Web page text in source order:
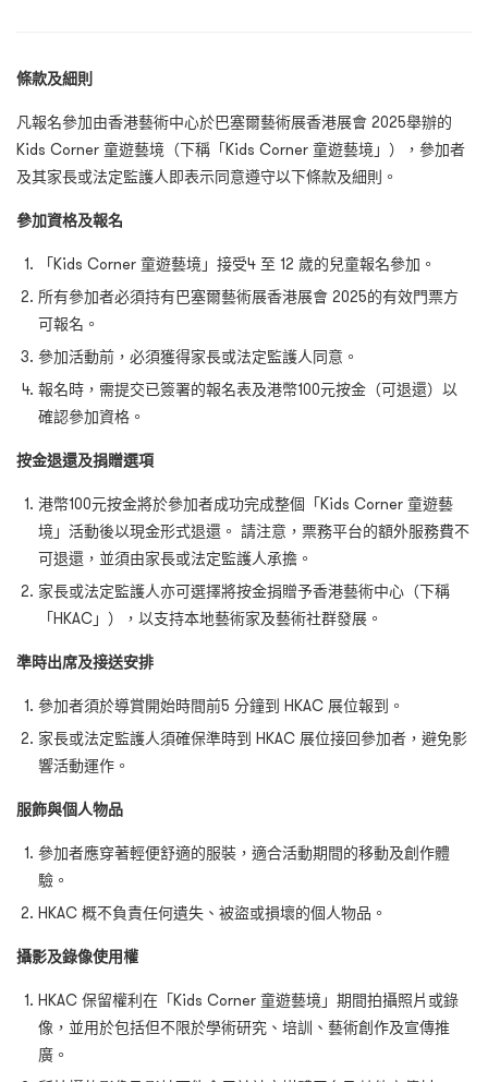
條款及細則
凡報名參加由香港藝術中心於巴塞爾藝術展香港展會 2025舉辦的
Kids Corner 童遊藝境（下稱「Kids Corner 童遊藝境」），參加者
及其家長或法定監護人即表示同意遵守以下條款及細則。
參加資格及報名
「Kids Corner 童遊藝境」接受4 至 12 歲的兒童報名參加。
所有參加者必須持有巴塞爾藝術展香港展會 2025的有效門票方
可報名。
參加活動前，必須獲得家長或法定監護人同意。
報名時，需提交已簽署的報名表及港幣100元按金（可退還）以
確認參加資格。
按金退還及捐贈選項
港幣100元按金將於參加者成功完成整個「Kids Corner 童遊藝
境」活動後以現金形式退還。 請注意，票務平台的額外服務費不
可退還，並須由家長或法定監護人承擔。
家長或法定監護人亦可選擇將按金捐贈予香港藝術中心（下稱
「HKAC」），以支持本地藝術家及藝術社群發展。
準時出席及接送安排
參加者須於導賞開始時間前5 分鐘到 HKAC 展位報到。
家長或法定監護人須確保準時到 HKAC 展位接回參加者，避免影
響活動運作。
服飾與個人物品
參加者應穿著輕便舒適的服裝，適合活動期間的移動及創作體
驗。
HKAC 概不負責任何遺失、被盜或損壞的個人物品。
攝影及錄像使用權
HKAC 保留權利在「Kids Corner 童遊藝境」期間拍攝照片或錄
像，並用於包括但不限於學術研究、培訓、藝術創作及宣傳推
廣。